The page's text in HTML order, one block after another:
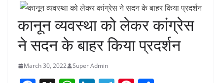
कानून व्यवस्था को लेकर कांग्रेस
ने सदन के बाहर किया प्रदर्शन
March 30, 2022 Super Admin